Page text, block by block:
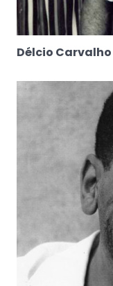
Délcio Carvalho